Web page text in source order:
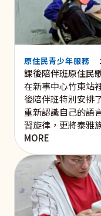
原住民青少年服務
課後陪伴班原住民
在新事中心竹東站
後陪伴班特別安排
重新認識自己的語
習旋律，更將泰雅
MORE